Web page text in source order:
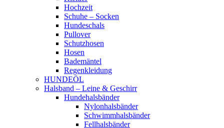
Hochzeit
Schuhe – Socken
Hundeschals
Pullover
Schutzhosen
Hosen
Bademäntel
Regenkleidung
HUNDEÖL
Halsband – Leine & Geschirr
Hundehalsbänder
Nylonhalsbänder
Schwimmhalsbänder
Fellhalsbänder